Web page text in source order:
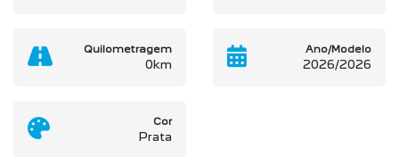
Quilometragem
0km
Ano/Modelo
2026/2026
Cor
Prata